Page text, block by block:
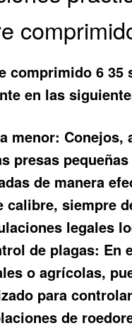
comprimido 6 35
en las
menor: Conejos,
presas
de manera
calibre, siempre
legales
de plagas: En
o agrícolas,
para controlar
de